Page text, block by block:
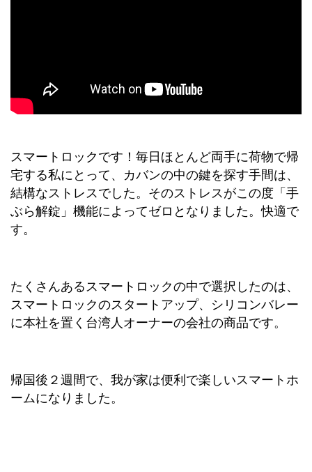
スマートロックです！毎日ほとんど両手に荷物で帰
宅する私にとって、カバンの中の鍵を探す手間は、
結構なストレスでした。そのストレスがこの度「手
ぶら解錠」機能によってゼロとなりました。快適で
す。
たくさんあるスマートロックの中で選択したのは、
スマートロックのスタートアップ、シリコンバレー
に本社を置く台湾人オーナーの会社の商品です。
帰国後２週間で、我が家は便利で楽しいスマートホ
ームになりました。